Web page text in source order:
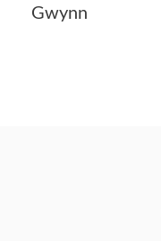
Gwynn